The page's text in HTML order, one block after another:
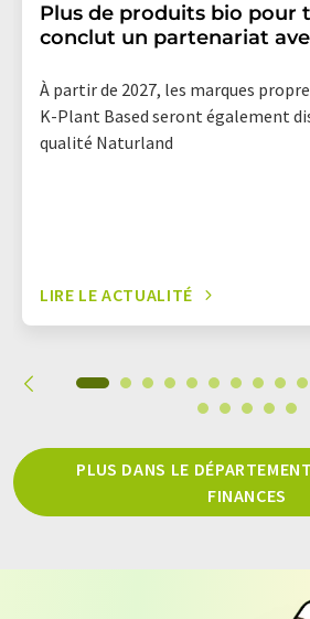
Plus de produits bio pour
conclut un partenariat
À partir de 2027, les marques
K-Plant Based seront également
qualité Naturland
LIRE LE ACTUALITÉ
PLUS DANS LE
FINANCES